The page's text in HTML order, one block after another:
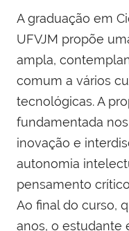
A graduação em
UFVJM propõe
ampla,
comum a vários
tecnológicas. A
fundamentada
inovação e
autonomia
pensamento
Ao final do curso,
anos, o estudante